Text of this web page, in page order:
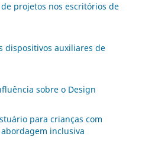
projetos nos escritórios de
dispositivos auxiliares de
sobre o Design
para crianças com
inclusiva